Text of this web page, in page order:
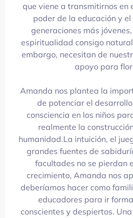
que viene a transmitirnos en
poder de la educación y
generaciones más
espiritualidad consigo
embargo, necesitan de
apoyo para
Amanda nos plantea la
de potenciar el
consciencia en los niños
realmente la
humanidad.La intuición, el
grandes fuentes de
facultades no se pierdan
crecimiento, Amanda nos
deberíamos hacer como
educadores para ir
conscientes y despiertos.